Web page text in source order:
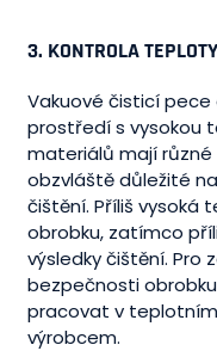
3. KONTROLA
Vakuové čisticí
prostředí s vysokou
materiálů mají
obzvláště důležité
čištění. Příliš vysoká
obrobku, zatímco
výsledky čištění. Pro
bezpečnosti
pracovat v
výrobcem.